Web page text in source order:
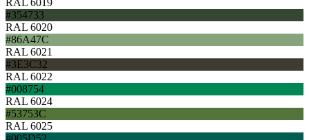
#354733
RAL 6020
#86A47C
RAL 6021
#3E3C32
RAL 6022
#008754
RAL 6024
#53753C
RAL 6025